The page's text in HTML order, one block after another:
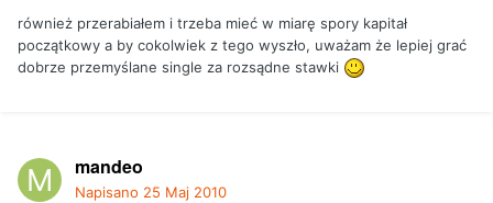
również przerabiałem i trzeba mieć w miarę spory kapitał
początkowy a by cokolwiek z tego wyszło, uważam że lepiej grać
dobrze przemyślane single za rozsądne stawki
mandeo
Napisano 25 Maj 2010